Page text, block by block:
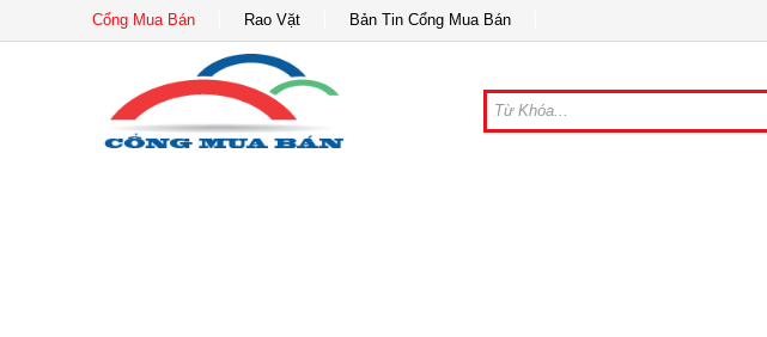
Cổng Mua Bán Rao Vặt Bản Tin Cổng Mua Bán